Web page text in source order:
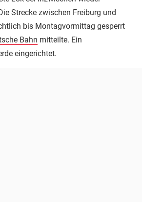
Strecke zwischen Freiburg und
bis Montagvormittag gesperrt
Bahn mitteilte. Ein
eingerichtet.